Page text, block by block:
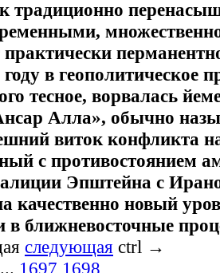
традиционно
в геополитическое
тесное, ворвалась
Алла», обычно
виток конфликта
с противостоянием
Эпштейна с
качественно новый
в ближневосточные
следующая ctrl →
... 1697 1698